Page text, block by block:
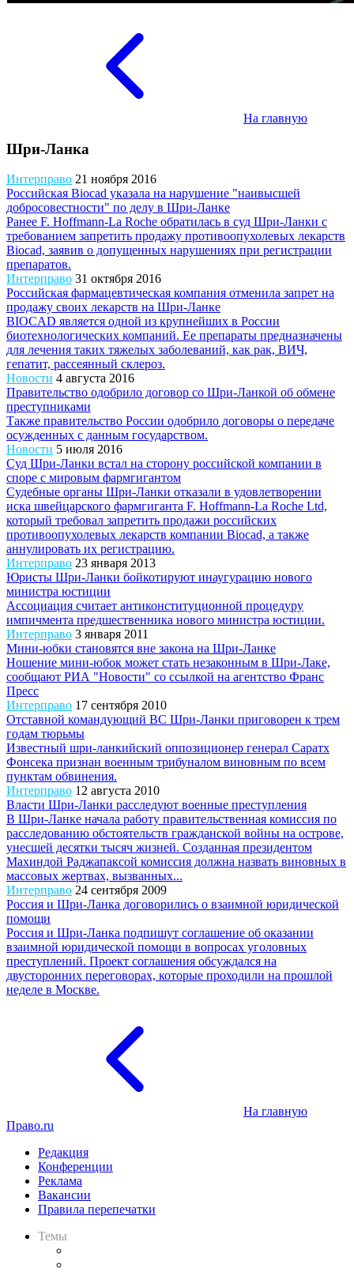
На главную
Шри-Ланка
Интерправо 21 ноября 2016
Российская Biocad указала на нарушение "наивысшей
добросовестности" по делу в Шри-Ланке
Ранее F. Hoffmann-La Roche обратилась в суд Шри-Ланки с
требованием запретить продажу противоопухолевых лекарств
Biocad, заявив о допущенных нарушениях при регистрации
препаратов.
Интерправо 31 октября 2016
Российская фармацевтическая компания отменила запрет на
продажу своих лекарств на Шри-Ланке
BIOCAD является одной из крупнейших в России
биотехнологических компаний. Ее препараты предназначены
для лечения таких тяжелых заболеваний, как рак, ВИЧ,
гепатит, рассеянный склероз.
Новости 4 августа 2016
Правительство одобрило договор со Шри-Ланкой об обмене
преступниками
Также правительство России одобрило договоры о передаче
осужденных с данным государством.
Новости 5 июля 2016
Суд Шри-Ланки встал на сторону российской компании в
споре с мировым фармгигантом
Судебные органы Шри-Ланки отказали в удовлетворении
иска швейцарского фармгиганта F. Hoffmann-La Roche Ltd,
который требовал запретить продажи российских
противоопухолевых лекарств компании Biocad, а также
аннулировать их регистрацию.
Интерправо 23 января 2013
Юристы Шри-Ланки бойкотируют инаугурацию нового
министра юстиции
Ассоциация считает антиконституционной процедуру
импичмента предшественника нового министра юстиции.
Интерправо 3 января 2011
Мини-юбки становятся вне закона на Шри-Ланке
Ношение мини-юбок может стать незаконным в Шри-Лаке,
сообщают РИА "Новости" со ссылкой на агентство Франс
Пресс
Интерправо 17 сентября 2010
Отставной командующий ВС Шри-Ланки приговорен к трем
годам тюрьмы
Известный шри-ланкийский оппозиционер генерал Саратх
Фонсека признан военным трибуналом виновным по всем
пунктам обвинения.
Интерправо 12 августа 2010
Власти Шри-Ланки расследуют военные преступления
В Шри-Ланке начала работу правительственная комиссия по
расследованию обстоятельств гражданской войны на острове,
унесшей десятки тысяч жизней. Созданная президентом
Махиндой Раджапаксой комиссия должна назвать виновных в
массовых жертвах, вызванных...
Интерправо 24 сентября 2009
Россия и Шри-Ланка договорились о взаимной юридической
помощи
Россия и Шри-Ланка подпишут соглашение об оказании
взаимной юридической помощи в вопросах уголовных
преступлений. Проект соглашения обсуждался на
двусторонних переговорах, которые проходили на прошлой
неделе в Москве.
На главную
Право.ru
Редакция
Конференции
Реклама
Вакансии
Правила перепечатки
Темы